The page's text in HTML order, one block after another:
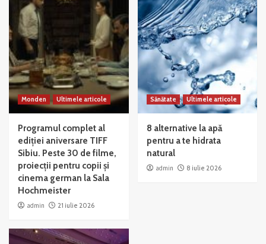
Monden Ultimele articole
Programul complet al
ediției aniversare TIFF
Sibiu. Peste 30 de filme,
proiecții pentru copii și
cinema german la Sala
Hochmeister
admin 21 iulie 2026
Sănătate Ultimele articole
8 alternative la apă
pentru a te hidrata
natural
admin 8 iulie 2026